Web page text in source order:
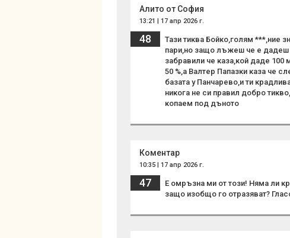
Алито от София
13:21 | 17 апр 2026 г.
48
Тази тиква Бойко,голям ***,ние
пари,но защо лъжеш че е дадеш
забравили че каза,кой даде
50 %,а Валтер Папазки каза че
базата у Панчарево,и ти
никога не си правил добро
копаем под дъното
Коментар
10:35 | 17 апр 2026 г.
47
Е омръзна ми от този! Няма ли
защо изобщо го отразяват?